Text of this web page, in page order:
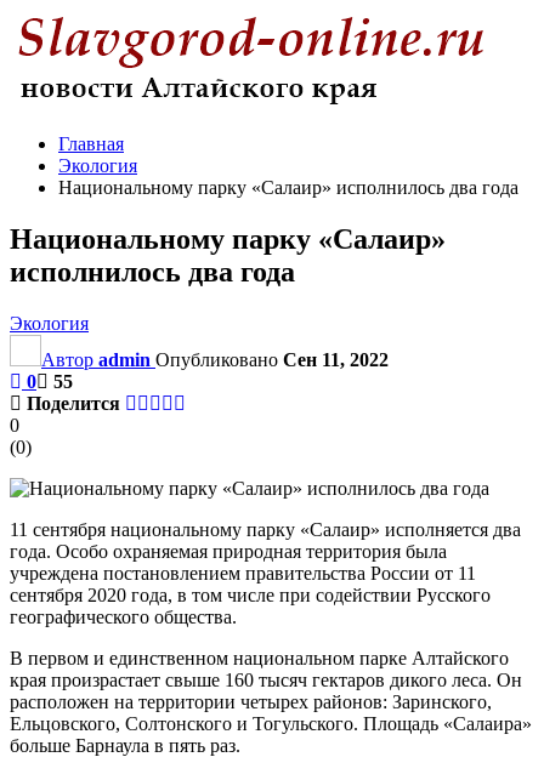
Главная
Экология
Национальному парку «Салаир» исполнилось два года
Национальному парку «Салаир»
исполнилось два года
Экология
Автор admin Опубликовано Сен 11, 2022
0
55
Поделится
0
(0)
11 сентября национальному парку «Салаир» исполняется два
года. Особо охраняемая природная территория была
учреждена постановлением правительства России от 11
сентября 2020 года, в том числе при содействии Русского
географического общества.
В первом и единственном национальном парке Алтайского
края произрастает свыше 160 тысяч гектаров дикого леса. Он
расположен на территории четырех районов: Заринского,
Ельцовского, Солтонского и Тогульского. Площадь «Салаира»
больше Барнаула в пять раз.